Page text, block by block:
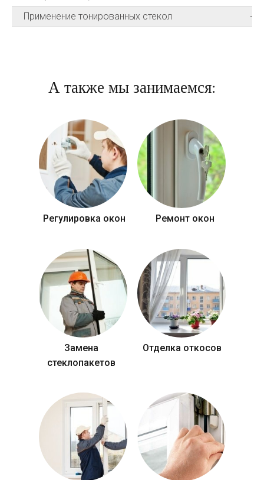
Применение тонированных стекол
А также мы занимаемся:
Регулировка окон Ремонт окон
Замена
стеклопакетов
Отделка откосов